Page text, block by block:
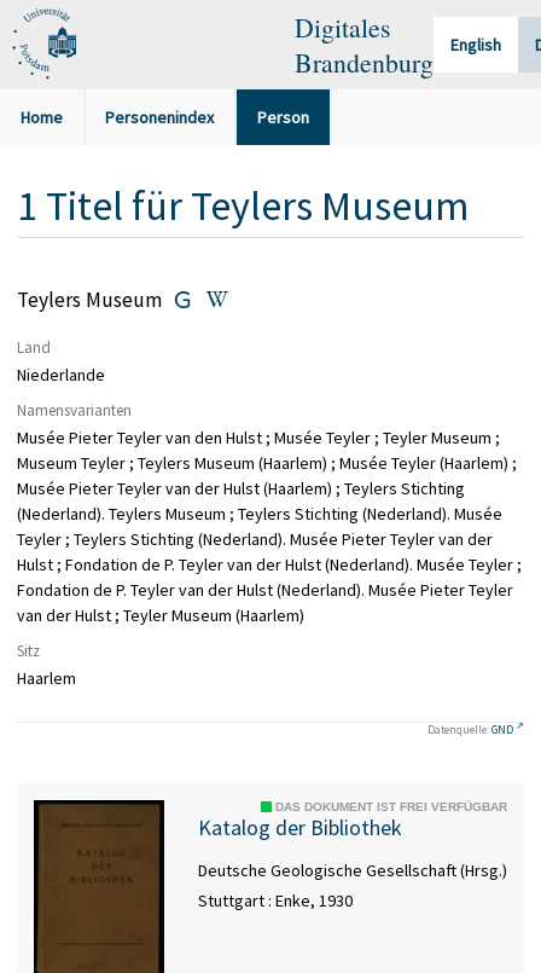
Digitales
Brandenburg
English
Home Personenindex Person
1 Titel fürTeylers Museum
Teylers Museum
Land
Niederlande
Namensvarianten
Musée Pieter Teyler van den Hulst ; Musée Teyler ; Teyler Museum ;
Museum Teyler ; Teylers Museum (Haarlem) ; Musée Teyler (Haarlem) ;
Musée Pieter Teyler van der Hulst (Haarlem) ; Teylers Stichting
(Nederland). Teylers Museum ; Teylers Stichting (Nederland). Musée
Teyler ; Teylers Stichting (Nederland). Musée Pieter Teyler van der
Hulst ; Fondation de P. Teyler van der Hulst (Nederland). Musée Teyler ;
Fondation de P. Teyler van der Hulst (Nederland). Musée Pieter Teyler
van der Hulst ; Teyler Museum (Haarlem)
Sitz
Haarlem
Datenquelle:GND
DAS DOKUMENT IST FREI VERFÜGBAR
Katalog der Bibliothek
Deutsche Geologische Gesellschaft (Hrsg.)
Stuttgart : Enke, 1930